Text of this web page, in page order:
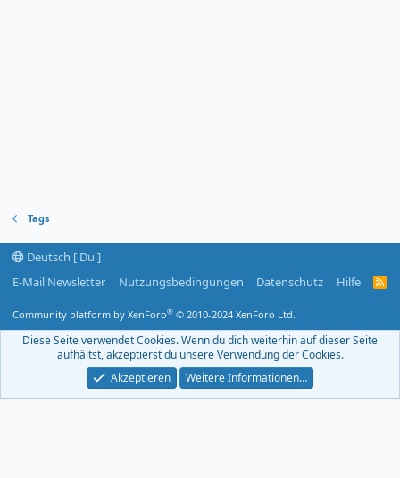
Tags
Deutsch [ Du ]
E-Mail Newsletter
Nutzungsbedingungen Datenschutz Hilfe
R
F
Community platform by XenForo® © 2010-2024 XenForo Ltd.
Diese Seite verwendet Cookies. Wenn du dich weiterhin auf dieser Seite
aufhältst, akzeptierst du unsere Verwendung der Cookies.
Akzeptieren
Weitere Informationen…